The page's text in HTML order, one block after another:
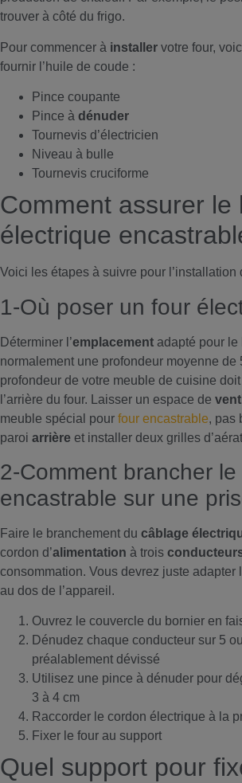
trouver à côté du frigo.
Pour commencer à installer votre four,
fournir l’huile de coude :
Pince coupante
Pince à dénuder
Tournevis d’électricien
Niveau à bulle
Tournevis cruciforme
Comment assurer
électrique
Voici les étapes à suivre pour l’installation
1-Où poser un four
Déterminer l’emplacement adapté pour le
normalement une profondeur moyenne de
profondeur de votre meuble de cuisine
l’arrière du four. Laisser un espace de
meuble spécial pour four encastrable, pas
paroi arrière et installer deux grilles
2-Comment brancher
encastrable sur une
Faire le branchement du câblage
cordon d’alimentation à trois
consommation. Vous devrez juste
au dos de l’appareil.
Ouvrez le couvercle du bornier en
Dénudez chaque conducteur sur 5
préalablement dévissé
Utilisez une pince à dénuder pour
3 à 4 cm
Raccorder le cordon électrique à la
Fixer le four au support
Quel support pour